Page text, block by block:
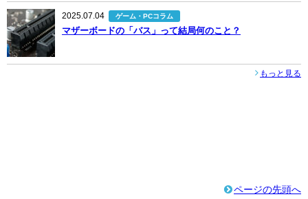
2025.07.04 ゲーム・PCコラム
マザーボードの「バス」って結局何のこと？
もっと見る
ページの先頭へ